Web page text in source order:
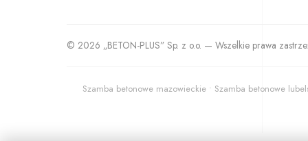
© 2026 „BETON-PLUS” Sp. z o.o. — Wszelkie prawa
Szamba betonowe mazowieckie • Szamba betonowe